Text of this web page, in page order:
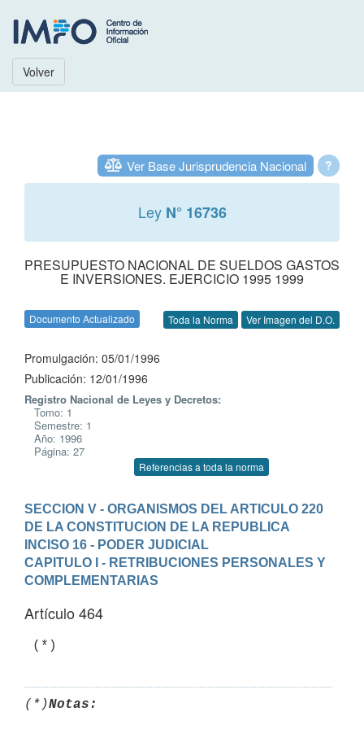
Volver
?
Ver Base Jurisprudencia Nacional
Ley N° 16736
PRESUPUESTO NACIONAL DE SUELDOS GASTOS
E INVERSIONES. EJERCICIO 1995 1999
Documento Actualizado Toda la Norma Ver Imagen del D.O.
Promulgación: 05/01/1996
Publicación: 12/01/1996
Registro Nacional de Leyes y Decretos:
Tomo: 1
Semestre: 1
Año: 1996
Página: 27
Referencias a toda la norma
SECCION V - ORGANISMOS DEL ARTICULO 220
DE LA CONSTITUCION DE LA REPUBLICA
INCISO 16 - PODER JUDICIAL
CAPITULO I - RETRIBUCIONES PERSONALES Y
COMPLEMENTARIAS
Artículo 464
(*)
(*)Notas: